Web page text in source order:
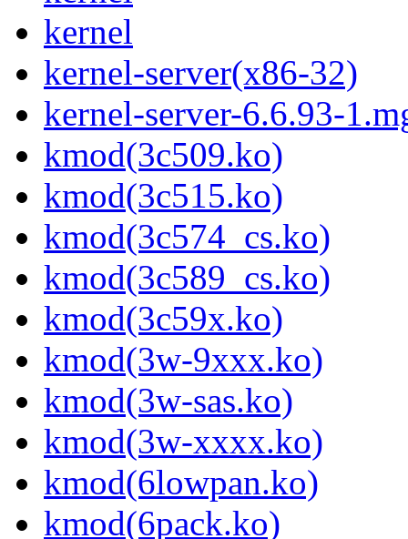
kernel
kernel-server(x86-32)
kernel-server-6.6.93-
kmod(3c509.ko)
kmod(3c515.ko)
kmod(3c574_cs.ko)
kmod(3c589_cs.ko)
kmod(3c59x.ko)
kmod(3w-9xxx.ko)
kmod(3w-sas.ko)
kmod(3w-xxxx.ko)
kmod(6lowpan.ko)
kmod(6pack.ko)